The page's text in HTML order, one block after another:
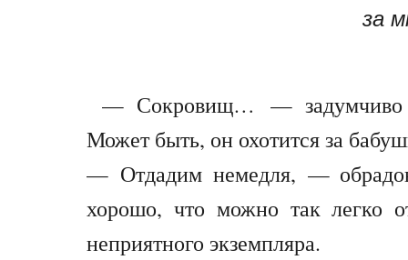
за
— Сокровищ… —
Может быть, он охотится за
— Отдадим немедля, —
хорошо, что можно так легко
неприятного экземпляра.